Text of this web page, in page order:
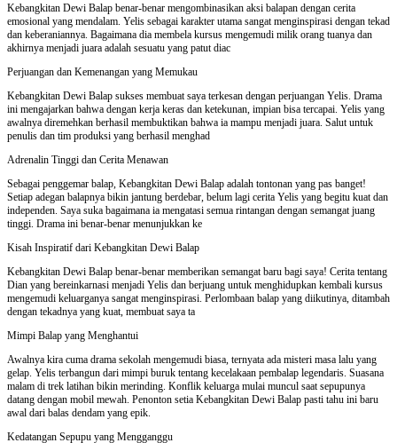
Kebangkitan Dewi Balap benar-benar mengombinasikan aksi balapan dengan cerita
emosional yang mendalam. Yelis sebagai karakter utama sangat menginspirasi dengan tekad
dan keberaniannya. Bagaimana dia membela kursus mengemudi milik orang tuanya dan
akhirnya menjadi juara adalah sesuatu yang patut diac
Perjuangan dan Kemenangan yang Memukau
Kebangkitan Dewi Balap sukses membuat saya terkesan dengan perjuangan Yelis. Drama
ini mengajarkan bahwa dengan kerja keras dan ketekunan, impian bisa tercapai. Yelis yang
awalnya diremehkan berhasil membuktikan bahwa ia mampu menjadi juara. Salut untuk
penulis dan tim produksi yang berhasil menghad
Adrenalin Tinggi dan Cerita Menawan
Sebagai penggemar balap, Kebangkitan Dewi Balap adalah tontonan yang pas banget!
Setiap adegan balapnya bikin jantung berdebar, belum lagi cerita Yelis yang begitu kuat dan
independen. Saya suka bagaimana ia mengatasi semua rintangan dengan semangat juang
tinggi. Drama ini benar-benar menunjukkan ke
Kisah Inspiratif dari Kebangkitan Dewi Balap
Kebangkitan Dewi Balap benar-benar memberikan semangat baru bagi saya! Cerita tentang
Dian yang bereinkarnasi menjadi Yelis dan berjuang untuk menghidupkan kembali kursus
mengemudi keluarganya sangat menginspirasi. Perlombaan balap yang diikutinya, ditambah
dengan tekadnya yang kuat, membuat saya ta
Mimpi Balap yang Menghantui
Awalnya kira cuma drama sekolah mengemudi biasa, ternyata ada misteri masa lalu yang
gelap. Yelis terbangun dari mimpi buruk tentang kecelakaan pembalap legendaris. Suasana
malam di trek latihan bikin merinding. Konflik keluarga mulai muncul saat sepupunya
datang dengan mobil mewah. Penonton setia Kebangkitan Dewi Balap pasti tahu ini baru
awal dari balas dendam yang epik.
Kedatangan Sepupu yang Mengganggu